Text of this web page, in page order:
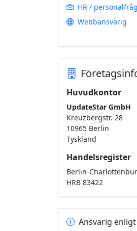
HR /
Webbansvarig
Huvudkontor
UpdateStar GmbH
Kreuzbergstr. 28
10965 Berlin
Tyskland
Handelsregister
Berlin-
HRB 83422
Ansvarig enligt